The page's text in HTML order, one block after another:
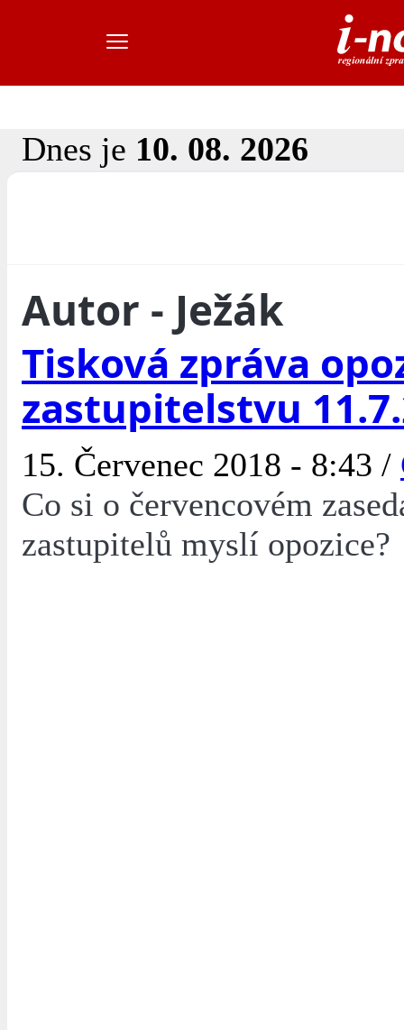
Dnes je 10. 08. 2026
Autor - Ježák
Tisková zpráva
zastupitelstvu
15. Červenec 2018 - 8:43 /
Co si o červencovém
zastupitelů myslí opozice?